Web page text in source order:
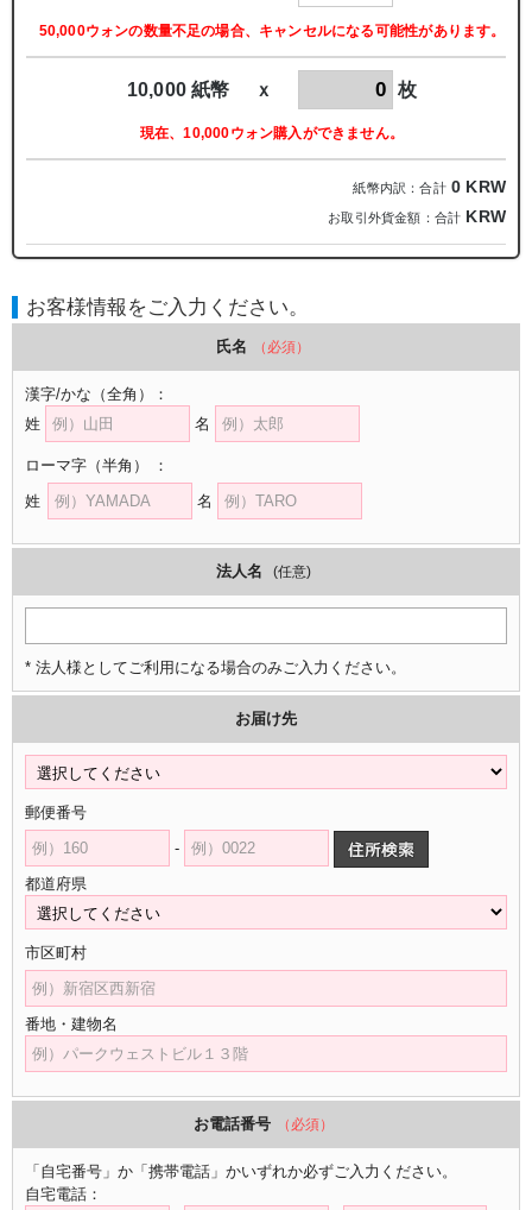
50,000ウォンの数量不足の場合、キャンセルになる可能性があります。
10,000 紙幣 ｘ 枚
現在、10,000ウォン購入ができません。
紙幣内訳：合計 0 KRW
お取引外貨金額：合計 KRW
お客様情報をご入力ください。
氏名 （必須）
漢字/かな （全角）
：
姓
名
ローマ字 （半角）
：
姓
名
法人名 (任意)
* 法人様としてご利用になる場合のみご入力ください。
お届け先
郵便番号
-
都道府県
市区町村
番地・建物名
お電話番号 （必須）
「自宅番号」か「携帯電話」かいずれか必ずご入力ください。
自宅電話：